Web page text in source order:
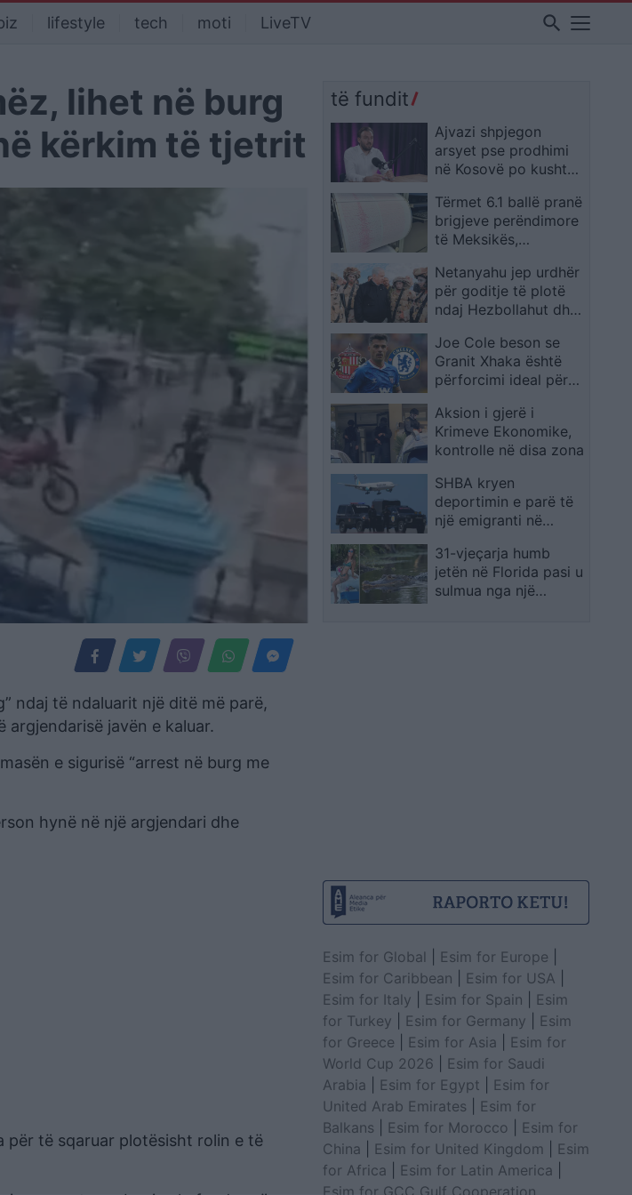
lifestyle tech moti LiveTV search
lihet në burg
kërkim të tjetrit
ndaj të ndaluarit një ditë më parë,
argjendarisë javën e kaluar.
e sigurisë “arrest në burg me
hynë në një argjendari dhe
të sqaruar plotësisht rolin e të
të fundit
Ajvazi shpjegon
arsyet pse prodhimi
në Kosovë po kushton
Tërmet 6.1 ballë pranë
brigjeve perëndimore
të Meksikës,
pa pasoja të rënda
Netanyahu jep urdhër
për goditje të plotë
ndaj Hezbollahut dhe
të largohet nga jugu i
Libanit
Joe Cole beson se
Granit Xhaka është
përforcimi ideal për
Aksion i gjerë i
Krimeve Ekonomike,
kontrolle në disa zona
SHBA kryen
deportimin e parë të
një emigranti në
marrëveshjes mes dy
vendeve
31-vjeçarja humb
jetën në Florida pasi u
sulmua nga një
Esim for Global Esim for Europe
Esim for Caribbean
Esim for USA
Esim for Italy
Esim for Spain
Esim
for Turkey
Esim for Germany
Esim
for Greece
Esim for Asia
Esim for
World Cup 2026
Esim for Saudi
Arabia
Esim for Egypt
Esim for
United Arab Emirates
Esim for
Balkans
Esim for Morocco
Esim for
China
Esim for United Kingdom
Esim
for Africa
Esim for Latin America
Esim for GCC Gulf Cooperation